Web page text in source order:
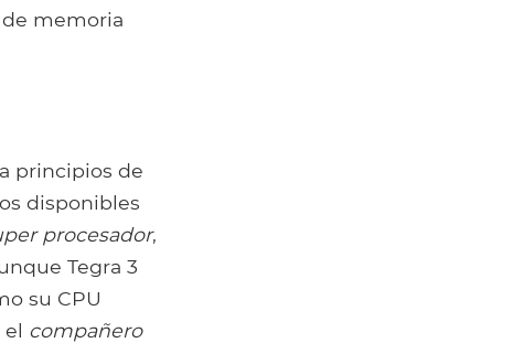
memoria
principios de
disponibles
procesador,
Tegra 3
su CPU
compañero